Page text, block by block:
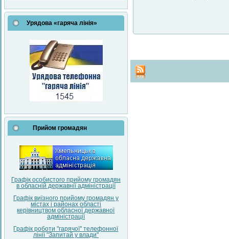
Урядова «гаряча лінія»
Прийом громадян
Графік особистого прийому громадян
в обласній державнії адміністрації
Графік виїзного прийому громадян у
містах і районах області
керівництвом обласної державної
адміністрації
Графік роботи "гарячої" телефонної
лінії "Запитай у влади"